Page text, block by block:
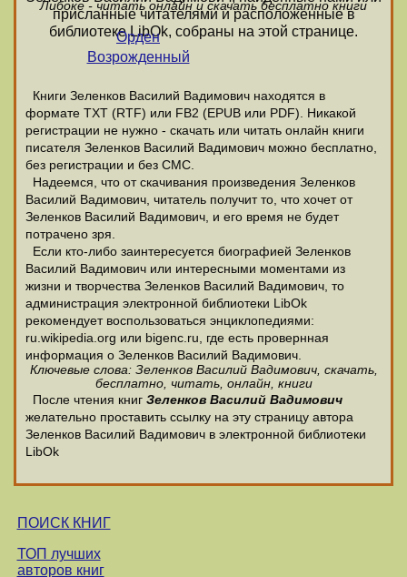
присланные читателями и расположенные в
библиотеке LibOk, собраны на этой странице.
Либоке - читать онлайн и скачать бесплатно книги
Орден
Возрожденный
Книги Зеленков Василий Вадимович находятся в
формате ТХТ (RTF) или FB2 (EPUB или PDF). Никакой
регистрации не нужно - скачать или читать онлайн книги
писателя Зеленков Василий Вадимович можно бесплатно,
без регистрации и без СМС.
Надеемся, что от скачивания произведения Зеленков
Василий Вадимович, читатель получит то, что хочет от
Зеленков Василий Вадимович, и его время не будет
потрачено зря.
Если кто-либо заинтересуется биографией Зеленков
Василий Вадимович или интересными моментами из
жизни и творчества Зеленков Василий Вадимович, то
администрация электронной библиотеки LibOk
рекомендует воспользоваться энциклопедиями:
ru.wikipedia.org или bigenc.ru, где есть провернная
информация о Зеленков Василий Вадимович.
Ключевые слова: Зеленков Василий Вадимович, скачать,
бесплатно, читать, онлайн, книги
После чтения книг Зеленков Василий Вадимович
желательно проставить ссылку на эту страницу автора
Зеленков Василий Вадимович в электронной библиотеки
LibOk
ПОИСК КНИГ
ТОП лучших
авторов книг